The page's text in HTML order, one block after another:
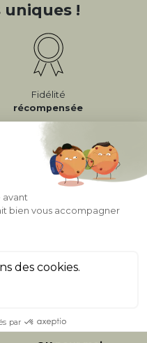
uniques !
Fidélité
récompensée
Appel gratuit
0 20 88 04 14